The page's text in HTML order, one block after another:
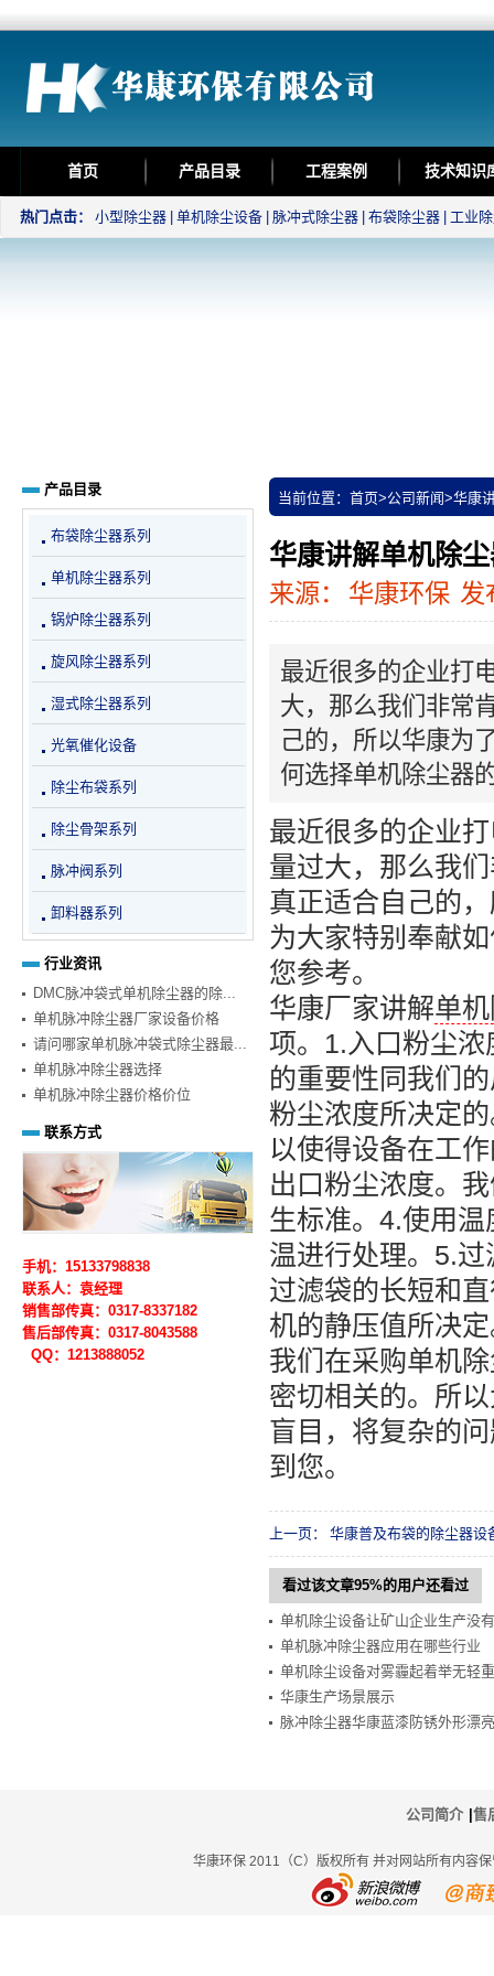
首页 产品目录 工程案例 技术知识
热门点击： 小型除尘器 单机除尘设备 脉冲式除尘器 布袋除尘器 工业
当前位置： 首页>公司新闻>华康
华康讲解单机除
来源： 华康环保 发
最近很多的企业打
大，那么我们非常
己的，所以华康为
何选择单机除尘器
最近很多的企业
量过大，那么我
真正适合自己的
为大家特别奉献
您参考。
华康厂家讲解单
项。1.入口粉尘
的重要性同我们
粉尘浓度所决定
以使得设备在工
出口粉尘浓度。
生标准。4.使用
温进行处理。5.
过滤袋的长短和
机的静压值所决
我们在采购单机
密切相关的。所
盲目，将复杂的
到您。
上一页： 华康普及布袋的除尘器设
看过该文章95%的用户还看过
单机除尘设备让矿山企业生产没
单机脉冲除尘器应用在哪些行业
单机除尘设备对雾霾起着举无轻
华康生产场景展示
脉冲除尘器华康蓝漆防锈外形漂亮
产品目录
布袋除尘器系列
单机除尘器系列
锅炉除尘器系列
旋风除尘器系列
湿式除尘器系列
光氧催化设备
除尘布袋系列
除尘骨架系列
脉冲阀系列
卸料器系列
行业资讯
DMC脉冲袋式单机除尘器的除...
单机脉冲除尘器厂家设备价格
请问哪家单机脉冲袋式除尘器最...
单机脉冲除尘器选择
单机脉冲除尘器价格价位
联系方式
手机：15133798838
联系人：袁经理
销售部传真：0317-8337182
售后部传真：0317-8043588
QQ：1213888052
公司简介 售
华康环保 2011（C）版权所有 并对网站所有内容